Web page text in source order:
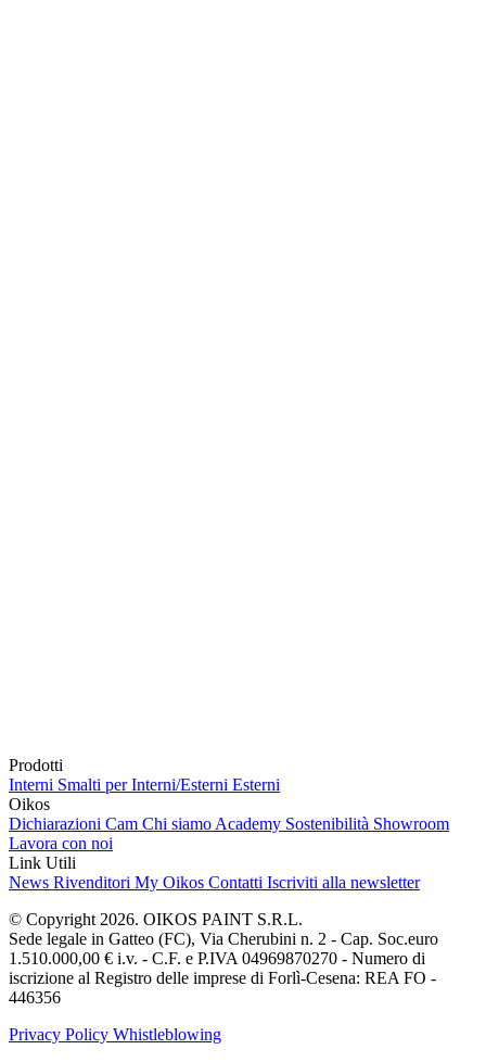
Prodotti
Interni Smalti per Interni/Esterni Esterni
Oikos
Dichiarazioni Cam Chi siamo Academy Sostenibilità Showroom
Lavora con noi
Link Utili
News Rivenditori My Oikos Contatti Iscriviti alla newsletter
© Copyright 2026. OIKOS PAINT S.R.L.
Sede legale in Gatteo (FC), Via Cherubini n. 2 - Cap. Soc.euro
1.510.000,00 € i.v. - C.F. e P.IVA 04969870270 - Numero di
iscrizione al Registro delle imprese di Forlì-Cesena: REA FO -
446356
Privacy Policy Whistleblowing